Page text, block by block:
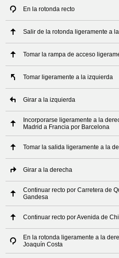
En la rotonda recto
Salir de la rotonda ligeramente a
Tomar la rampa de acceso
Tomar ligeramente a la izquierda
Girar a la izquierda
Incorporarse ligeramente a la
Madrid a Francia por Barcelona
Tomar la salida ligeramente a la
Girar a la derecha
Continuar recto por Carretera de
Gandesa
Continuar recto por Avenida de
En la rotonda ligeramente a la
Joaquín Costa